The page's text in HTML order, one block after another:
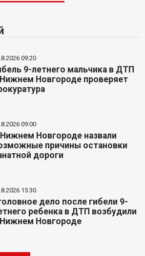
09:20
9-летнего мальчика в ДТП
Новгороде проверяет
09:00
Новгороде назвали
причины остановки
дороги
15:30
дело после гибели 9-
ребенка в ДТП возбудили
Новгороде